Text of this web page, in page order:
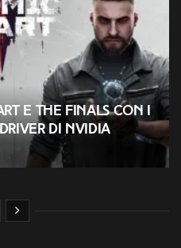
e THE FINALS con i
di NVIDIA